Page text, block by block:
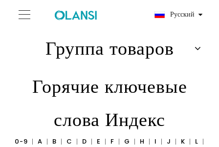
Pусский
Группа товаров
Горячие ключевые
слова Индекс
0-9 A B C D E F G H I J K
L